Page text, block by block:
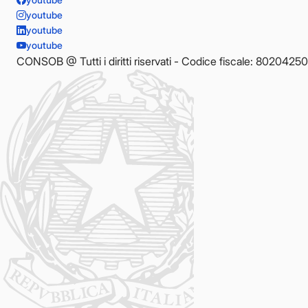
youtube
youtube
youtube
CONSOB @ Tutti i diritti riservati - Codice fiscale: